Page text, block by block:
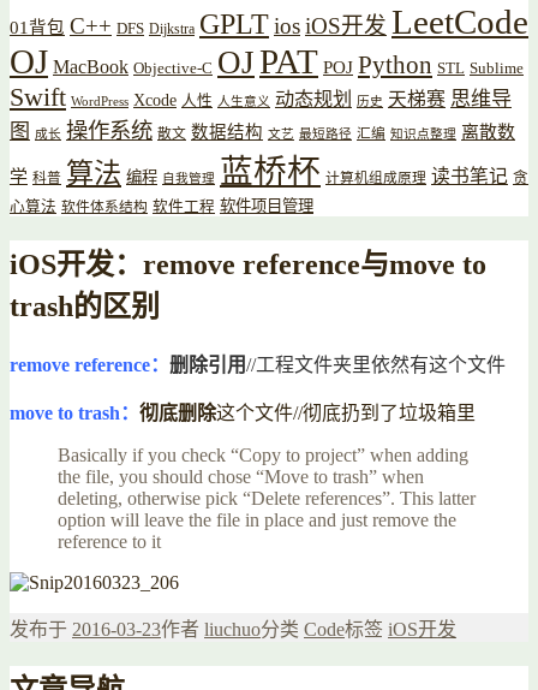
01背包 C++ DFS Dijkstra GPLTiosiOS开发 LeetCode
OJ MacBook Objective-C OJPAT POJ Python STL Sublime
Swift WordPress Xcode 人性 人生意义 动态规划 历史 天梯赛 思维导
图
成长 操作系统 散文 数据结构 文艺 最短路径 汇编 知识点整理 离散数
学 科普 算法 编程 自我管理 蓝桥杯 计算机组成原理 读书笔记 贪
心算法 软件体系结构 软件工程 软件项目管理
iOS开发：remove reference与move to
trash的区别
remove reference： 删除引用//工程文件夹里依然有这个文件
move to trash： 彻底删除这个文件//彻底扔到了垃圾箱里
Basically if you check “Copy to project” when adding
the file, you should chose “Move to trash” when
deleting, otherwise pick “Delete references”. This latter
option will leave the file in place and just remove the
reference to it
发布于 2016-03-23作者 liuchuo分类 Code标签 iOS开发